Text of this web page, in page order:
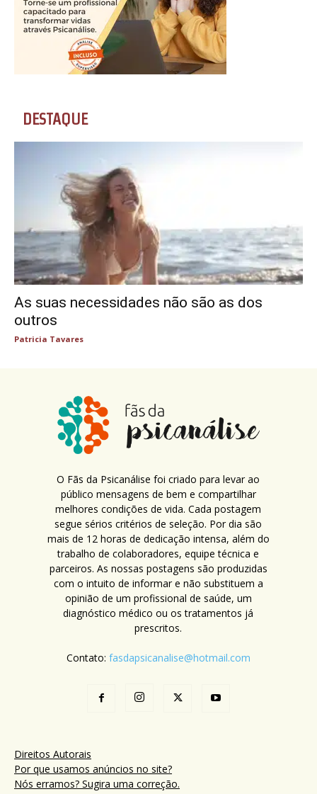
DESTAQUE
As suas necessidades não são as dos
outros
Patricia Tavares
O Fãs da Psicanálise foi criado para levar ao
público mensagens de bem e compartilhar
melhores condições de vida. Cada postagem
segue sérios critérios de seleção. Por dia são
mais de 12 horas de dedicação intensa, além do
trabalho de colaboradores, equipe técnica e
parceiros. As nossas postagens são produzidas
com o intuito de informar e não substituem a
opinião de um profissional de saúde, um
diagnóstico médico ou os tratamentos já
prescritos.
Contato: fasdapsicanalise@hotmail.com
Direitos Autorais
Por que usamos anúncios no site?
Nós erramos? Sugira uma correção.